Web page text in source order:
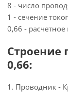
8 - число
1 - сечение
0,66 -
0,66:
1. Проводник -